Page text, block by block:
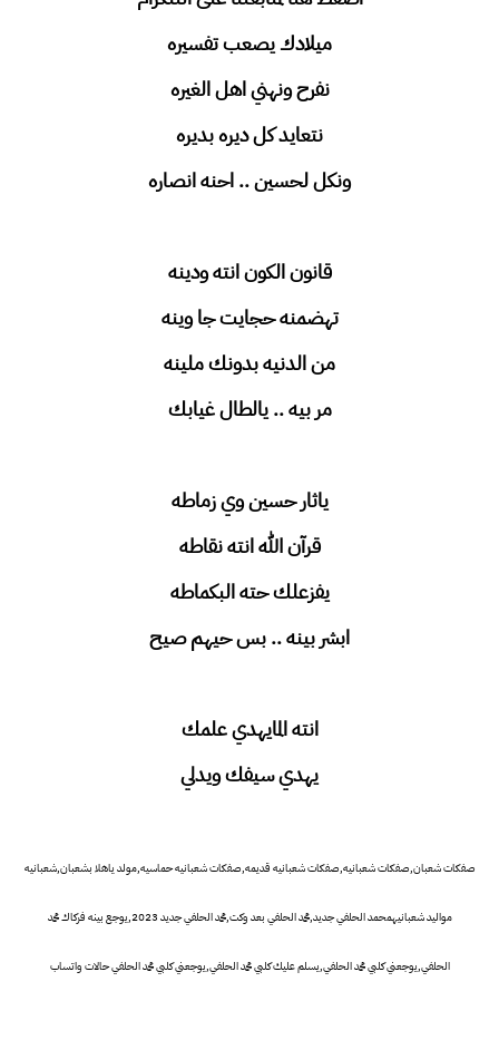
ميلادك يصعب تفسيره
نفرح ونهني اهل الغيره
نتعايد كل ديره بديره
ونكل لحسين .. احنه انصاره
قانون الكون انته ودينه
تهضمنه حجايت جا وينه
من الدنيه بدونك ملينه
مر بيه .. يالطال غيابك
ياثار حسين وي زماطه
قرآن الله انته نقاطه
يفزعلك حته البكماطه
ابشر بينه .. بس حيهم صيح
انته المايهدي علمك
يهدي سيفك ويدلي
صفكات شعبان,صفكات شعبانيه,صفكات شعبانيه قديمه,صفكات شعبانيه حماسيه,مولد ياهلا بشعبان,شعبانيه
مواليد شعبانيهمحمد الحلفي جديد,محمد الحلفي بعد وكت,محمد الحلفي جديد 2023,يوجع بينه فركاك محمد
الحلفي,يوجعني كلبي محمد الحلفي,يسلم عليك كلبي محمد الحلفي,يوجعني كلبي محمد الحلفي حالات واتساب